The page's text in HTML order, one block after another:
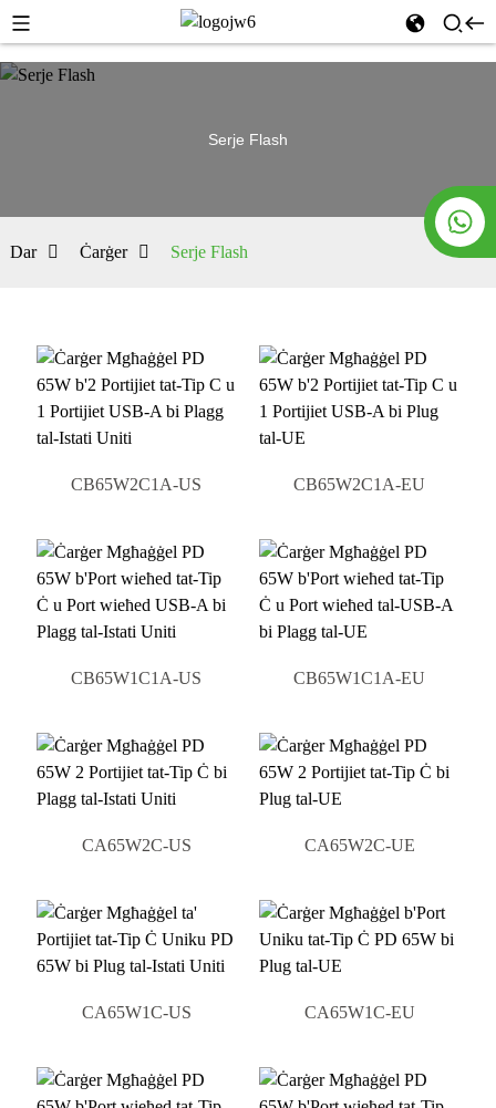
Serje Flash
Dar Ċarġer Serje Flash
CB65W2C1A-US CB65W2C1A-EU
CB65W1C1A-US CB65W1C1A-EU
CA65W2C-US CA65W2C-UE
CA65W1C-US CA65W1C-EU